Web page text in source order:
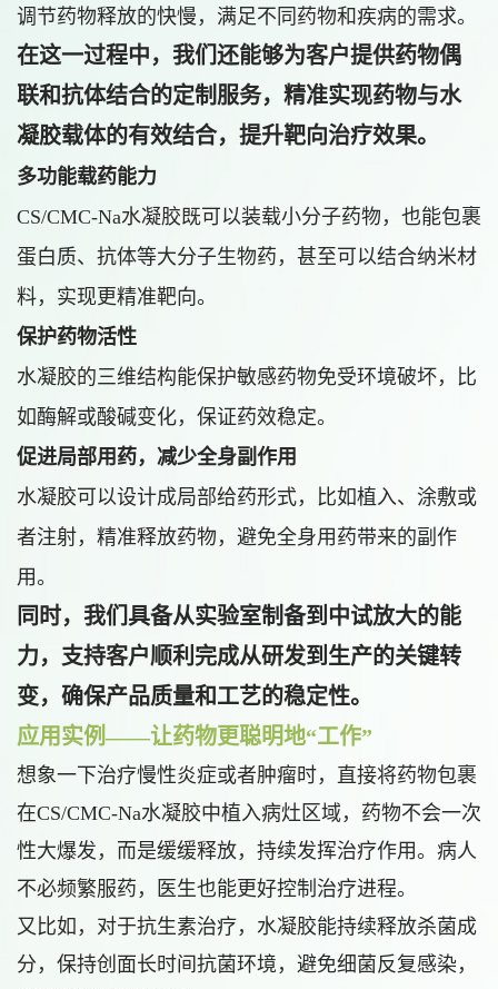
调节药物释放的快慢，满足不同药物和疾病的需求。
在这一过程中，我们还能够为客户提供药物偶
联和抗体结合的定制服务，精准实现药物与水
凝胶载体的有效结合，提升靶向治疗效果。
多功能载药能力
CS/CMC-Na水凝胶既可以装载小分子药物，也能包裹
蛋白质、抗体等大分子生物药，甚至可以结合纳米材
料，实现更精准靶向。
保护药物活性
水凝胶的三维结构能保护敏感药物免受环境破坏，比
如酶解或酸碱变化，保证药效稳定。
促进局部用药，减少全身副作用
水凝胶可以设计成局部给药形式，比如植入、涂敷或
者注射，精准释放药物，避免全身用药带来的副作
用。
同时，我们具备从实验室制备到中试放大的能
力，支持客户顺利完成从研发到生产的关键转
变，确保产品质量和工艺的稳定性。
应用实例——让药物更聪明地“工作”
想象一下治疗慢性炎症或者肿瘤时，直接将药物包裹
在CS/CMC-Na水凝胶中植入病灶区域，药物不会一次
性大爆发，而是缓缓释放，持续发挥治疗作用。病人
不必频繁服药，医生也能更好控制治疗进程。
又比如，对于抗生素治疗，水凝胶能持续释放杀菌成
分，保持创面长时间抗菌环境，避免细菌反复感染，